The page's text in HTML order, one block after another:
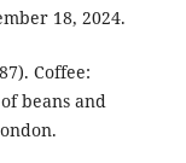
18, 2024.
Coffee:
beans and